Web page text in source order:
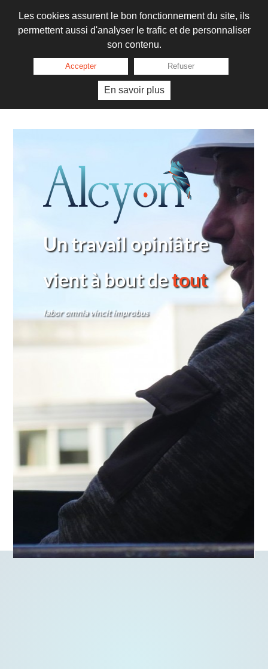
Les cookies assurent le bon fonctionnement du site, ils
permettent aussi d'analyser le trafic et de personnaliser
son contenu.
Accepter Refuser
En savoir plus
Un travail opiniâtre
vient à bout detout
labor omnia vincit improbus